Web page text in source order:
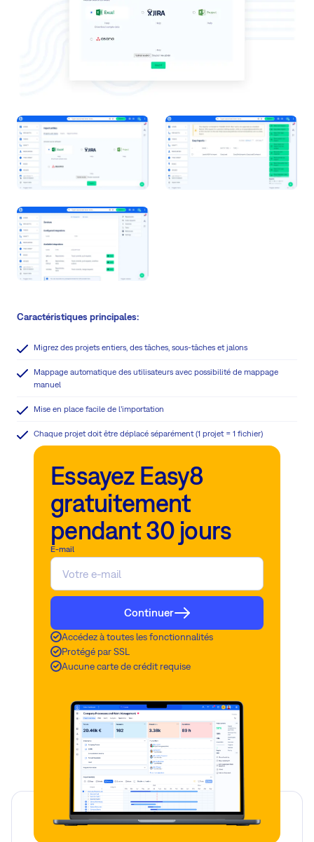
Caractéristiques principales:
Migrez des projets entiers, des tâches, sous-tâches et jalons
Mappage automatique des utilisateurs avec possibilité de mappage
manuel
Mise en place facile de l’importation
Chaque projet doit être déplacé séparément (1 projet = 1 fichier)
Essayez Easy8
gratuitement
pendant 30 jours
E-mail
Continuer
Accédez à toutes les fonctionnalités
Protégé par SSL
Aucune carte de crédit requise